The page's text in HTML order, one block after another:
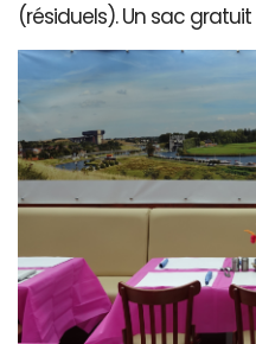
(résiduels). Un sac gratuit